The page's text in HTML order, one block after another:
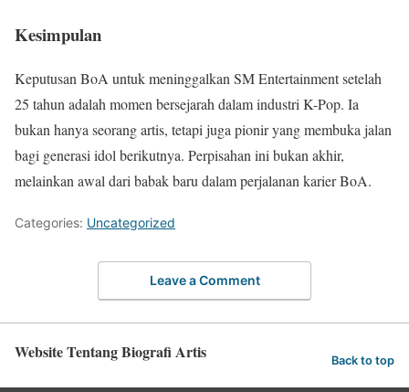
Kesimpulan
Keputusan BoA untuk meninggalkan SM Entertainment setelah
25 tahun adalah momen bersejarah dalam industri K-Pop. Ia
bukan hanya seorang artis, tetapi juga pionir yang membuka jalan
bagi generasi idol berikutnya. Perpisahan ini bukan akhir,
melainkan awal dari babak baru dalam perjalanan karier BoA.
Categories: Uncategorized
Leave a Comment
Website Tentang Biografi Artis Back to top